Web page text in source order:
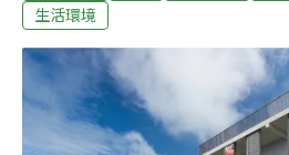
繼續推動的必要，因而決定續建
光開發區規畫興建。澎湖縣政府
區總工程費2億5000萬元，其中
處理及周邊服務設施與景觀工程
萬元、基礎工程2000萬元，縣議
生活環境